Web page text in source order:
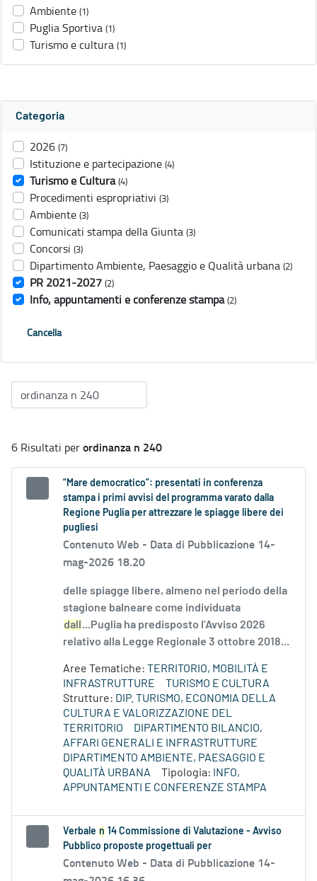
Ambiente (1)
Puglia Sportiva (1)
Turismo e cultura (1)
Categoria
2026 (7)
Istituzione e partecipazione (4)
Turismo e Cultura (4)
Procedimenti espropriativi (3)
Ambiente (3)
Comunicati stampa della Giunta (3)
Concorsi (3)
Dipartimento Ambiente, Paesaggio e Qualità urbana (2)
PR 2021-2027 (2)
Info, appuntamenti e conferenze stampa (2)
Cancella
6 Risultati perordinanza n 240
“Mare democratico”: presentati in conferenza
stampa i primi avvisi del programma varato dalla
Regione Puglia per attrezzare le spiagge libere dei
pugliesi
Contenuto Web - Data di Pubblicazione 14-
mag-2026 18.20
delle spiagge libere, almeno nel periodo della
stagione balneare come individuata
dall
...Puglia ha predisposto l’Avviso 2026
relativo alla Legge Regionale 3 ottobre 2018...
Aree Tematiche: TERRITORIO, MOBILITÀ E
INFRASTRUTTURE
TURISMO E CULTURA
Strutture: DIP. TURISMO, ECONOMIA DELLA
CULTURA E VALORIZZAZIONE DEL
TERRITORIO
DIPARTIMENTO BILANCIO,
AFFARI GENERALI E INFRASTRUTTURE
DIPARTIMENTO AMBIENTE, PAESAGGIO E
QUALITÀ URBANA
Tipologia:
INFO,
APPUNTAMENTI E CONFERENZE STAMPA
Verbale n 14 Commissione di Valutazione - Avviso
Pubblico proposte progettuali per
Contenuto Web - Data di Pubblicazione 14-